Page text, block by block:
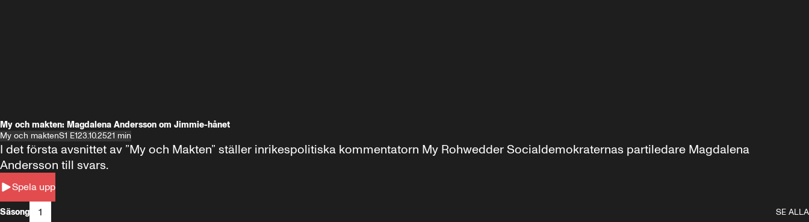
My och makten: Magdalena Andersson om Jimmie-hånet
My och maktenS1 E123.10.2521 min
Spela upp
I det första avsnittet av ”My och Makten” ställer inrikespolitiska kommentatorn My Rohwedder Socialdemokraternas partiledare Magdalena
Andersson till svars.
Säsong 1
SE ALLA